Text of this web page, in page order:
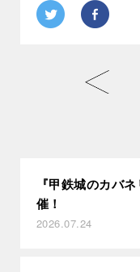
Twitter
『甲鉄城のカバ
催！
2026.07.24